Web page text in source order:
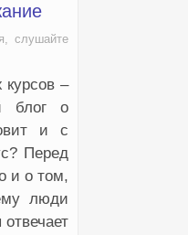
слушайте
–
блог о
и с
Перед
и о том,
люди